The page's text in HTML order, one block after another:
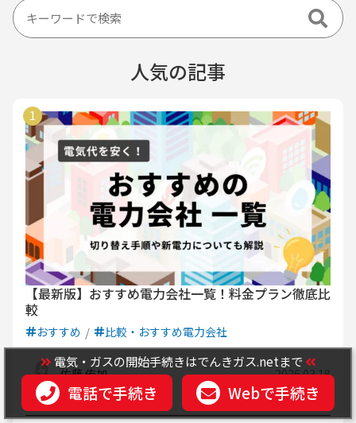
人気の記事
【最新版】おすすめ電力会社一覧！料金プラン徹底比
較
おすすめ 比較・おすすめ電力会社
佐藤 侑加 2026.03.18
電気・ガスの開始手続きはでんきガス.netまで
電話で手続き Webで手続き